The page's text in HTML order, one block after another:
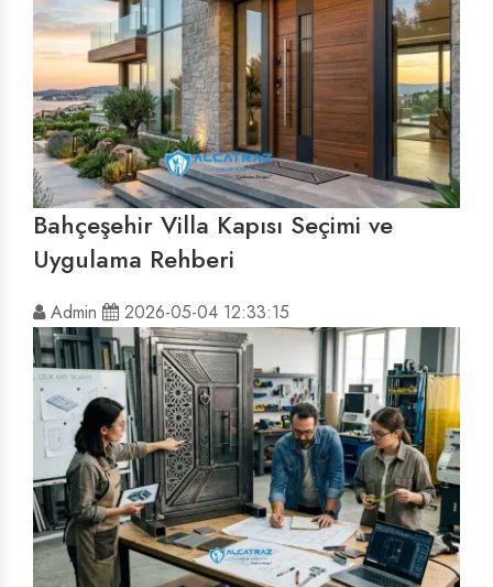
Bahçeşehir Villa Kapısı Seçimi ve
Uygulama Rehberi
Admin 2026-05-04 12:33:15